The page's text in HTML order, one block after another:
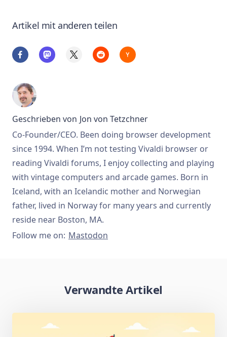
Artikel mit anderen teilen
Geschrieben von Jon von Tetzchner
Co-Founder/CEO. Been doing browser development
since 1994. When I’m not testing Vivaldi browser or
reading Vivaldi forums, I enjoy collecting and playing
with vintage computers and arcade games. Born in
Iceland, with an Icelandic mother and Norwegian
father, lived in Norway for many years and currently
reside near Boston, MA.
Follow me on: Mastodon
Verwandte Artikel